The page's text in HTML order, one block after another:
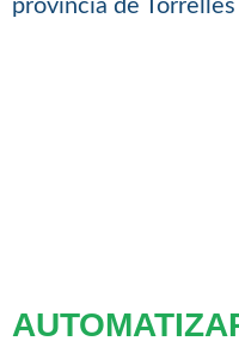
provincia de Torrelles